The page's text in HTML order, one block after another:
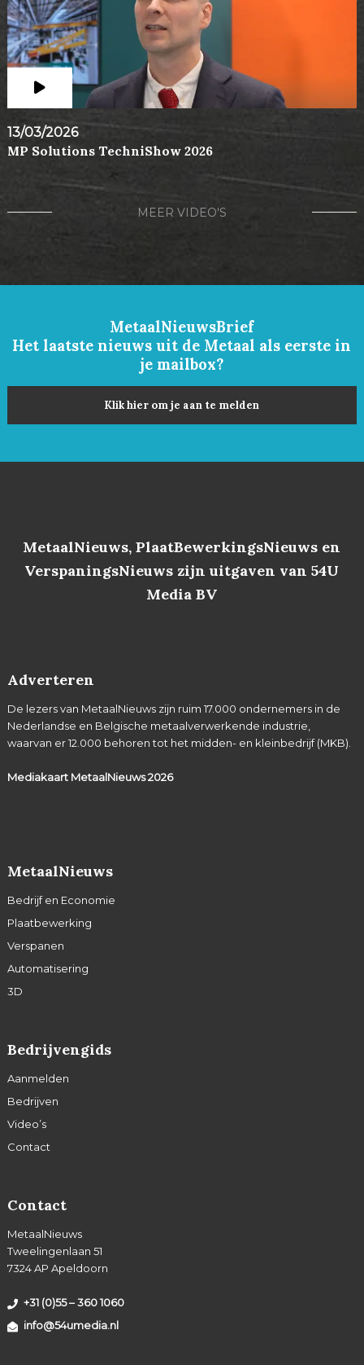
13/03/2026
MP Solutions TechniShow 2026
MEER VIDEO'S
MetaalNieuwsBrief
Het laatste nieuws uit de Metaal als eerste in
je mailbox?
Klik hier om je aan te melden
MetaalNieuws, PlaatBewerkingsNieuws en
VerspaningsNieuws zijn uitgaven van 54U
Media BV
Adverteren
De lezers van MetaalNieuws zijn ruim 17.000 ondernemers in de
Nederlandse en Belgische metaalverwerkende industrie,
waarvan er 12.000 behoren tot het midden- en kleinbedrijf (MKB).
Mediakaart MetaalNieuws2026
MetaalNieuws
Bedrijf en Economie
Plaatbewerking
Verspanen
Automatisering
3D
Bedrijvengids
Aanmelden
Bedrijven
Video’s
Contact
Contact
MetaalNieuws
Tweelingenlaan 51
7324 AP Apeldoorn
+31 (0)55 – 360 1060
info@54umedia.nl